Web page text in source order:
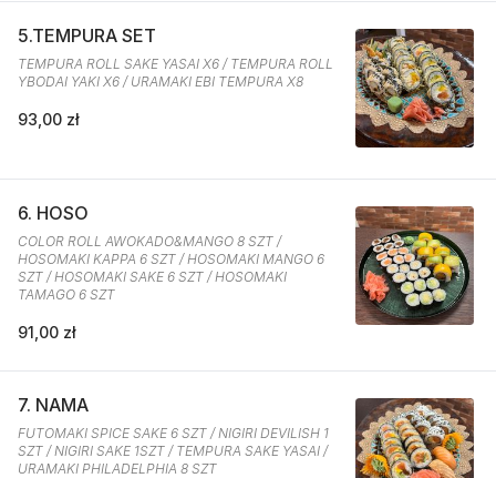
5.TEMPURA SET
TEMPURA ROLL SAKE YASAI X6 / TEMPURA ROLL
YBODAI YAKI X6 / URAMAKI EBI TEMPURA X8
93,00 zł
6. HOSO
COLOR ROLL AWOKADO&MANGO 8 SZT /
HOSOMAKI KAPPA 6 SZT / HOSOMAKI MANGO 6
SZT / HOSOMAKI SAKE 6 SZT / HOSOMAKI
TAMAGO 6 SZT
91,00 zł
7. NAMA
FUTOMAKI SPICE SAKE 6 SZT / NIGIRI DEVILISH 1
SZT / NIGIRI SAKE 1SZT / TEMPURA SAKE YASAI /
URAMAKI PHILADELPHIA 8 SZT